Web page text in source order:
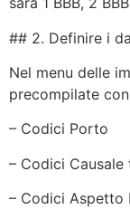
## 2. Definire i
Nel menu delle
precompilate
– Codici Porto
– Codici
– Codici Aspetto